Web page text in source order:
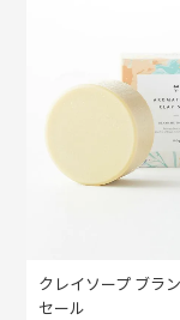
クレイソープ ブラ
セール